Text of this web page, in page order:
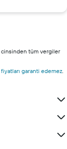
cinsinden tüm vergiler
fiyatları garanti edemez.